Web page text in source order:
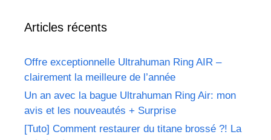
Articles récents
Offre exceptionnelle Ultrahuman Ring AIR –
clairement la meilleure de l’année
Un an avec la bague Ultrahuman Ring Air: mon
avis et les nouveautés + Surprise
[Tuto] Comment restaurer du titane brossé ?! La